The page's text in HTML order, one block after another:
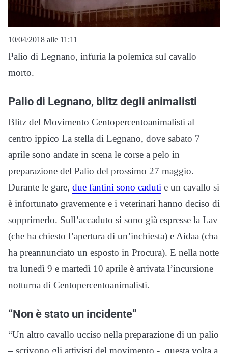
10/04/2018 alle 11:11
Palio di Legnano, infuria la polemica sul cavallo
morto.
Palio di Legnano, blitz degli animalisti
Blitz del Movimento Centopercentoanimalisti al
centro ippico La stella di Legnano, dove sabato 7
aprile sono andate in scena le corse a pelo in
preparazione del Palio del prossimo 27 maggio.
Durante le gare, due fantini sono caduti e un cavallo si
è infortunato gravemente e i veterinari hanno deciso di
sopprimerlo. Sull’accaduto si sono già espresse la Lav
(che ha chiesto l’apertura di un’inchiesta) e Aidaa (cha
ha preannunciato un esposto in Procura). E nella notte
tra lunedì 9 e martedì 10 aprile è arrivata l’incursione
notturna di Centopercentoanimalisti.
“Non è stato un incidente”
“Un altro cavallo ucciso nella preparazione di un palio
– scrivono gli attivisti del movimento -, questa volta a